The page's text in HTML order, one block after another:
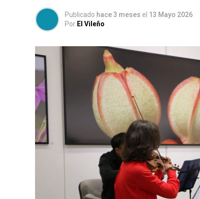
Publicado hace 3 meses el 13 Mayo 2026
Por El Vileño